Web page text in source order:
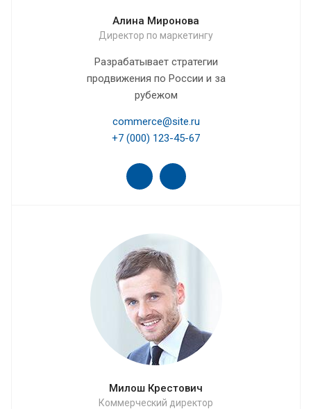
Алина Миронова
Директор по маркетингу
Разрабатывает стратегии
продвижения по России и за
рубежом
commerce@site.ru
+7 (000) 123-45-67
Милош Крестович
Коммерческий директор